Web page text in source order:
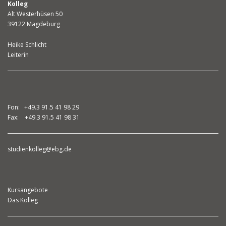
Kolleg
Alt Westerhüsen 50
39122 Magdeburg
Heike Schlicht
Leiterin
Fon: +49.3 91.5 41 98 29
Fax: +49.3 91.5 41 98 31
studienkolleg@ebg.de
Kursangebote
Das Kolleg